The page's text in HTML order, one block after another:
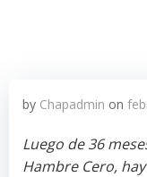
by Chapadmin on
Luego de 36
Hambre Cero,